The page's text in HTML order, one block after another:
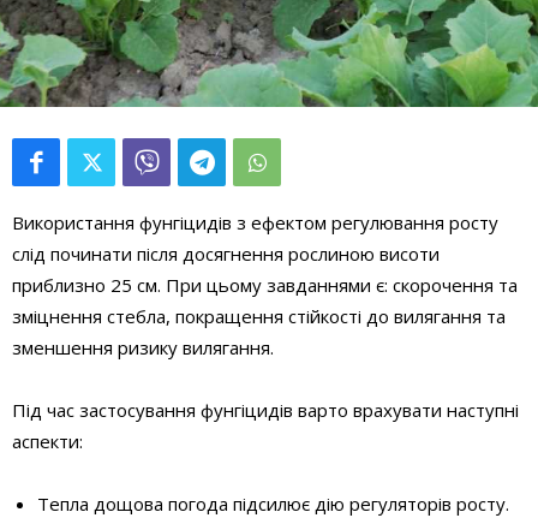
Використання фунгіцидів з ефектом регулювання росту
слід починати після досягнення рослиною висоти
приблизно 25 см. При цьому завданнями є: скорочення та
зміцнення стебла, покращення стійкості до вилягання та
зменшення ризику вилягання.
Під час застосування фунгіцидів варто врахувати наступні
аспекти:
Тепла дощова погода підсилює дію регуляторів росту.